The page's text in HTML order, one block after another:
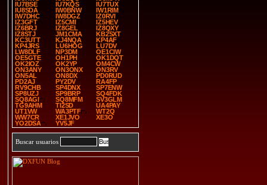
IU7BSE
IU7KQS
IU7TUX
IU8SDA
IW0BNW
IW1RIM
IW7DHC
IW8DGZ
IZ0RVI
IZ3GFT
IZ5CMI
IZ5HEV
IZ6BRJ
IZ8GEL
IZ8QXY
IZ8STJ
JM1CMA
KB2SXT
KC3UTT
KJ4NQA
KP4AF
KP4JRS
LU6HOG
LU7DV
LW8DLF
NP3DM
OE1CIW
OE5GTE
OH1PH
OK1DQT
OK2IOZ
OK2YP
OM4CW
ON3ANY
ON3ONX
ON3RV
ON5AL
ON8DX
PD0RUD
PD2AJ
PY2DV
RA4FP
RV9CHB
SP4DNX
SP7ENW
SP8UZJ
SP9BRP
SQ4FDK
SQ8AGI
SQ8MFM
SV3GLM
TG9AHM
TI2SD
UA4PAY
UT1VW
WA3PTF
WT2Q
WW7CR
XE1JVO
XE3O
YO2DSA
YV5JF
Buscar usuarios